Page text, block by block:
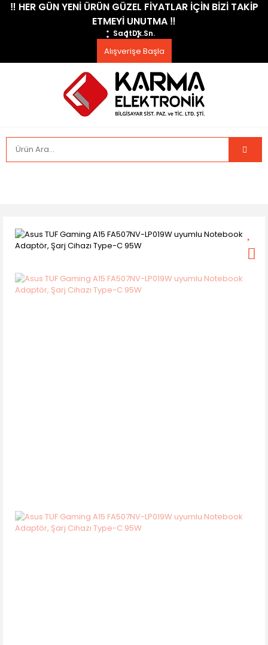
​‼️​ HER GÜN YENİ ÜRÜN GÜZEL FİYATLAR İÇİN BİZİ TAKİP
ETMEYİ UNUTMA ​‼️​
SaatDk.Sn.
Alışverişe Başla